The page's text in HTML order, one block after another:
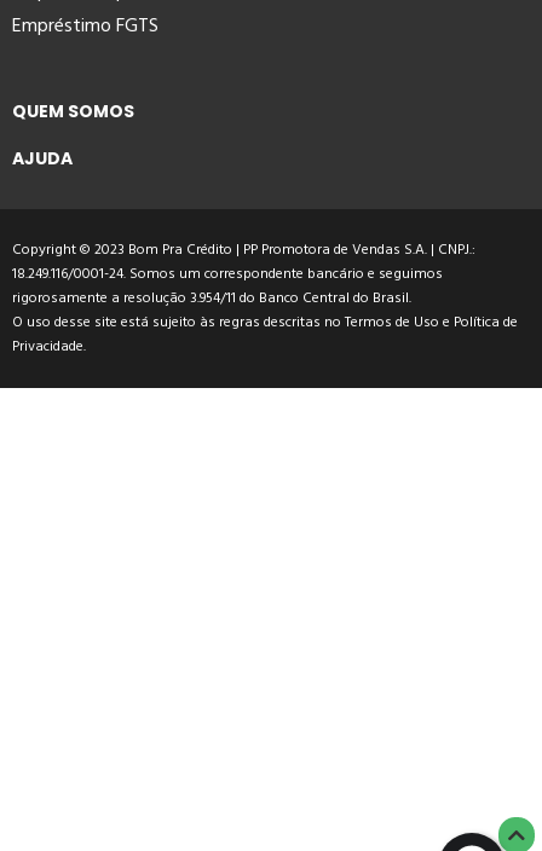
Empréstimo FGTS
QUEM SOMOS
AJUDA
Copyright © 2023 Bom Pra Crédito | PP Promotora de Vendas S.A. | CNPJ.:
18.249.116/0001-24. Somos um correspondente bancário e seguimos
rigorosamente a resolução 3.954/11 do Banco Central do Brasil.
O uso desse site está sujeito às regras descritas noTermos de Uso e Política de
Privacidade.